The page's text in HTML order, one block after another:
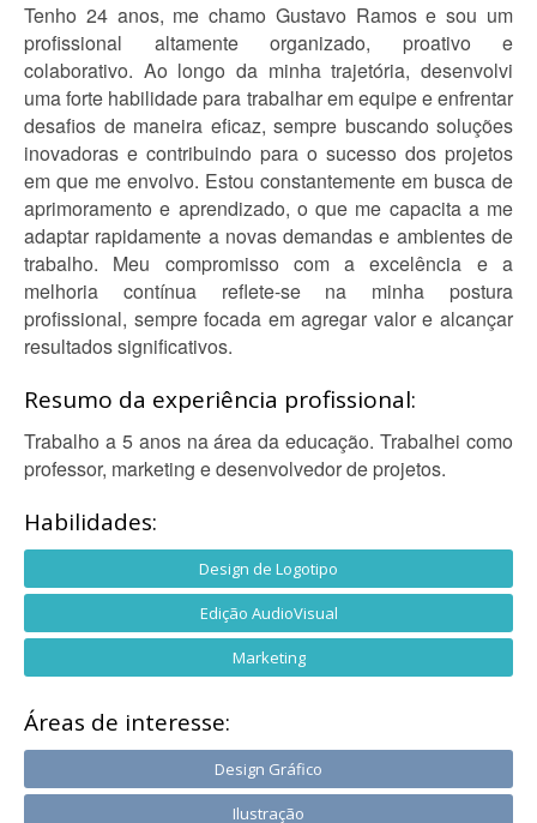
Tenho 24 anos, me chamo Gustavo Ramos e sou um
profissional altamente organizado, proativo e
colaborativo. Ao longo da minha trajetória, desenvolvi
uma forte habilidade para trabalhar em equipe e enfrentar
desafios de maneira eficaz, sempre buscando soluções
inovadoras e contribuindo para o sucesso dos projetos
em que me envolvo. Estou constantemente em busca de
aprimoramento e aprendizado, o que me capacita a me
adaptar rapidamente a novas demandas e ambientes de
trabalho. Meu compromisso com a excelência e a
melhoria contínua reflete-se na minha postura
profissional, sempre focada em agregar valor e alcançar
resultados significativos.
Resumo da experiência profissional:
Trabalho a 5 anos na área da educação. Trabalhei como
professor, marketing e desenvolvedor de projetos.
Habilidades:
Design de Logotipo
Edição AudioVisual
Marketing
Áreas de interesse:
Design Gráfico
Ilustração